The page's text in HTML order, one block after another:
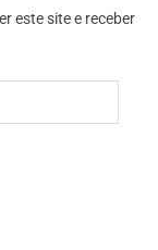
este site e receber